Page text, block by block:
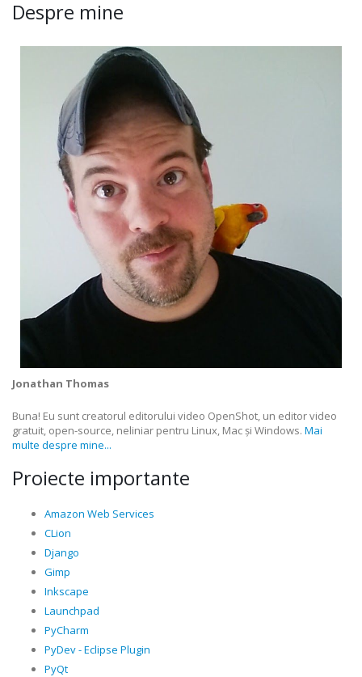
Despre mine
Jonathan Thomas
Buna! Eu sunt creatorul editorului video OpenShot, un editor video
gratuit, open-source, neliniar pentru Linux, Mac și Windows. Mai
multe despre mine...
Proiecte importante
Amazon Web Services
CLion
Django
Gimp
Inkscape
Launchpad
PyCharm
PyDev - Eclipse Plugin
PyQt